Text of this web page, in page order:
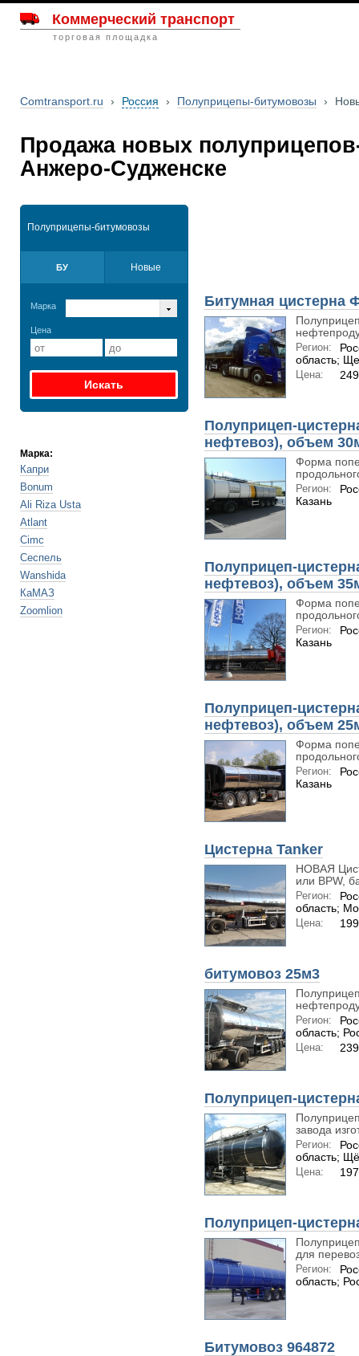
Коммерческий транспорт
торговая площадка
Comtransport.ru › Россия › Полуприцепы-битумовозы ›
Продажа новых
Анжеро-Судженске
Полуприцепы-битумовозы
БУ Новые
Марка
Цена
Марка:
Капри
Bonum
Ali Riza Usta
Atlant
Cimc
Сеспель
Wanshida
КаМАЗ
Zoomlion
Битумная цистерна
Регион:
область;
Цена:
Полуприцеп-
нефтевоз), объем
Форма
Регион:
Казань
Полуприцеп-
нефтевоз), объем
Форма
Регион:
Казань
Полуприцеп-
нефтевоз), объем
Форма
Регион:
Казань
Цистерна Tanker
НОВАЯ
или BPW,
Регион:
область;
Цена:
битумовоз 25м3
Регион:
область;
Цена:
Полуприцеп-
завода
Регион:
область;
Цена:
Полуприцеп-
для
Регион:
область;
Битумовоз 964872